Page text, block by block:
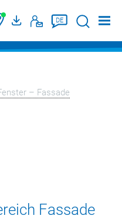
DE Suche
– Fassade
Fassade